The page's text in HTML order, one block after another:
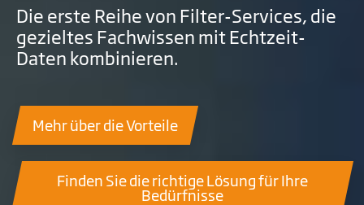
Die erste Reihe von Filter-Services, die
gezieltes Fachwissen mit Echtzeit-
Daten kombinieren.
Mehr über die Vorteile
Finden Sie die richtige Lösung für Ihre
Bedürfnisse